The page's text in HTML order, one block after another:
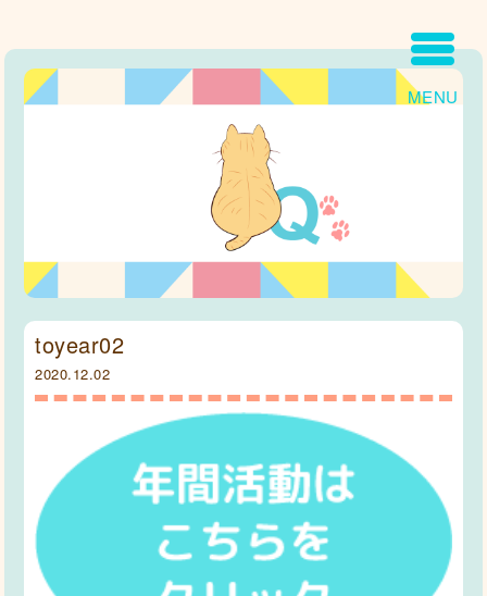
MENU
toyear02
2020.12.02